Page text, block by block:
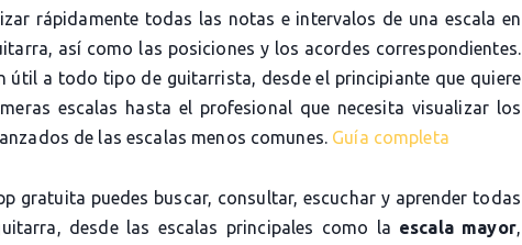
rápidamente todas las notas e intervalos de una escala en
así como las posiciones y los acordes correspondientes.
útil a todo tipo de guitarrista, desde el principiante que quiere
escalas hasta el profesional que necesita visualizar los
de las escalas menos comunes. Guía completa
gratuita puedes buscar, consultar, escuchar y aprender todas
desde las escalas principales como la escala mayor,